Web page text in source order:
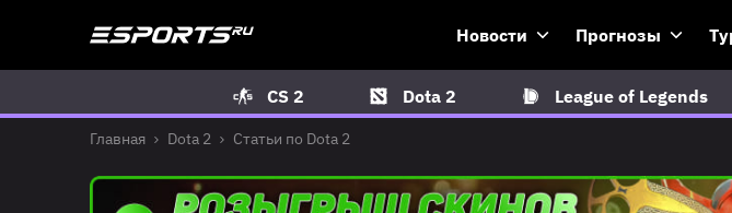
Новости Прогнозы
CS 2 Dota 2 League of Legends
Главная Dota 2 Статьи по Dota 2